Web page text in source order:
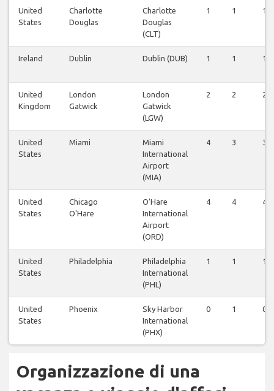
United
States
Charlotte
Douglas
Charlotte
Douglas
(CLT)
1 1 1
Ireland Dublin Dublin (DUB) 1 1 1
United
Kingdom
London
Gatwick
London
Gatwick
(LGW)
2 2 2
United
States
Miami
Miami
International
Airport
(MIA)
4 3 3
United
States
Chicago
O'Hare
O'Hare
International
Airport
(ORD)
4 4 4
United
States
Philadelphia
Philadelphia
International
(PHL)
1 1 1
United
States
Phoenix
Sky Harbor
International
(PHX)
0 1 0
Organizzazione di una